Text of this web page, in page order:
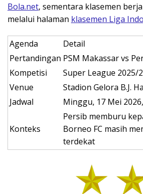
Bola.net, sementara klasemen
melalui halaman klasemen Liga
Agenda
Detail
Pertandingan PSM Makassar vs
Kompetisi
Super League 2025/
Venue
Stadion Gelora B.J.
Jadwal
Minggu, 17 Mei
Konteks
Persib memburu
Borneo FC masih
terdekat